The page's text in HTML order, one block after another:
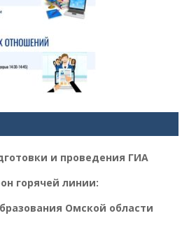
и проведения ГИА
горячей линии:
Омской области